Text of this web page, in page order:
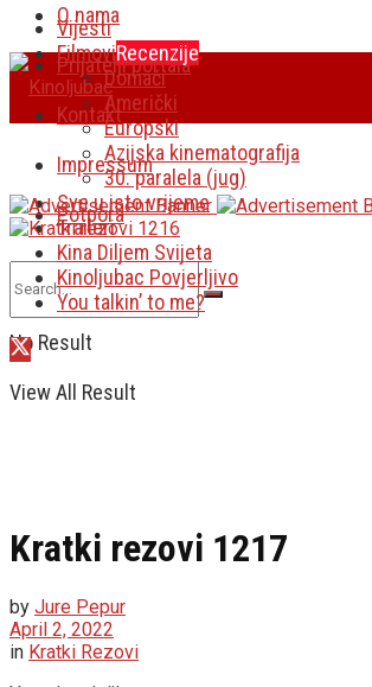
O nama
Prijatelji portala
Kontakt
Impressum
Potpora
No Result
View All Result
Vijesti
FilmoviRecenzije
Domaći
Američki
Europski
Azijska kinematografija
30. paralela (jug)
Sve u isto vrijeme
Traileri
Kina Diljem Svijeta
Kinoljubac Povjerljivo
You talkin’ to me?
Kratki rezovi 1217
by Jure Pepur
April 2, 2022
in Kratki Rezovi